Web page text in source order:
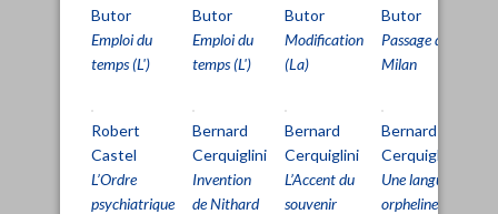
Butor
Emploi du
temps (L')
Butor
Emploi du
temps (L')
Butor
Modification
(La)
Butor
Passage de
Milan
Robert
Castel
L’Ordre
psychiatrique
Bernard
Cerquiglini
Invention
de Nithard
Bernard
Cerquiglini
L’Accent du
souvenir
Bernard
Cerquiglini
Une langue
orpheline